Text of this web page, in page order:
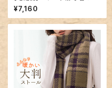
ィース パフスリーブ／hys320
9
¥7,160